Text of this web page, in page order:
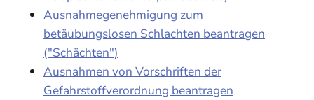
Ausnahmegenehmigung zum
betäubungslosen Schlachten beantragen
("Schächten")
Ausnahmen von Vorschriften der
Gefahrstoffverordnung beantragen